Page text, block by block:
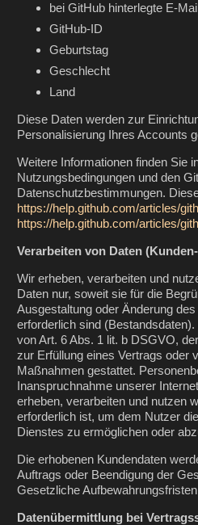
bei GitHub hinterlegte E-
GitHub-ID
Geburtstag
Geschlecht
Land
Diese Daten werden zur
Personalisierung Ihres Accounts
Weitere Informationen finden Sie
Nutzungsbedingungen und den
Datenschutzbestimmungen.
https://help.github.com/articles/
https://help.github.com/articles/
Verarbeiten von Daten
Wir erheben, verarbeiten und
Daten nur, soweit sie für die
Ausgestaltung oder Änderung
erforderlich sind
von Art. 6 Abs. 1 lit. b DSGVO,
zur Erfüllung eines Vertrags oder
Maßnahmen gestattet.
Inanspruchnahme unserer
erheben, verarbeiten und nutzen
erforderlich ist, um dem Nutzer
Dienstes zu ermöglichen oder
Die erhobenen Kundendaten
Auftrags oder Beendigung der
Gesetzliche
Datenübermittlung bei